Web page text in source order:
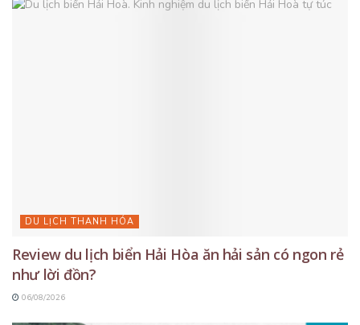
DU LỊCH THANH HÓA
Review du lịch biển Hải Hòa ăn hải sản có ngon rẻ
như lời đồn?
06/08/2026